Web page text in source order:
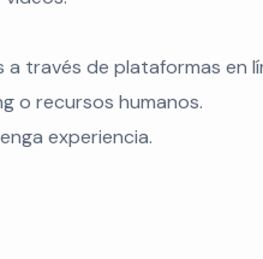
través de plataformas en
o recursos humanos.
experiencia.